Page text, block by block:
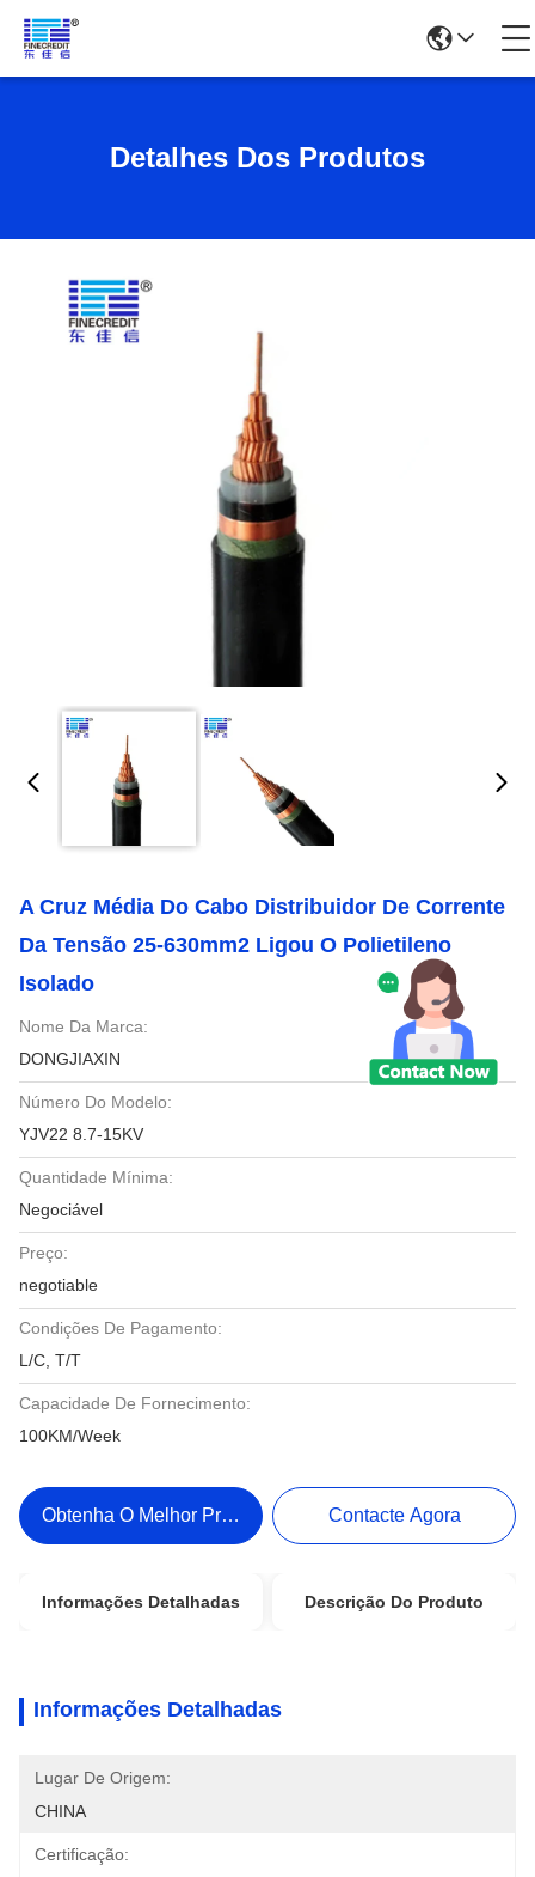
Detalhes Dos Produtos
A Cruz Média Do Cabo Distribuidor De Corrente
Da Tensão 25-630mm2 Ligou O Polietileno
Isolado
Nome Da Marca:
DONGJIAXIN
Número Do Modelo:
YJV22 8.7-15KV
Quantidade Mínima:
Negociável
Preço:
negotiable
Condições De Pagamento:
L/C, T/T
Capacidade De Fornecimento:
100KM/Week
Obtenha O Melhor Preço Contacte Agora
Informações Detalhadas Descrição Do Produto
Informações Detalhadas
Lugar De Origem:
CHINA
Certificação: